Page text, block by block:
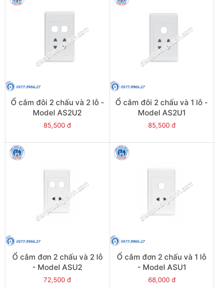
Ổ cắm đôi 2 chấu và 2 lỗ -
Model AS2U2
85,500 đ
Ổ cắm đôi 2 chấu và 1 lỗ -
Model AS2U1
85,500 đ
Ổ cắm đơn 2 chấu và 2 lỗ
- Model ASU2
72,500 đ
Ổ cắm đơn 2 chấu và 1 lỗ
- Model ASU1
68,000 đ